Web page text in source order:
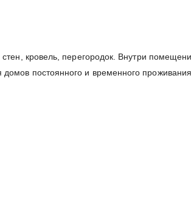
кровель, перегородок. Внутри
постоянного и временного